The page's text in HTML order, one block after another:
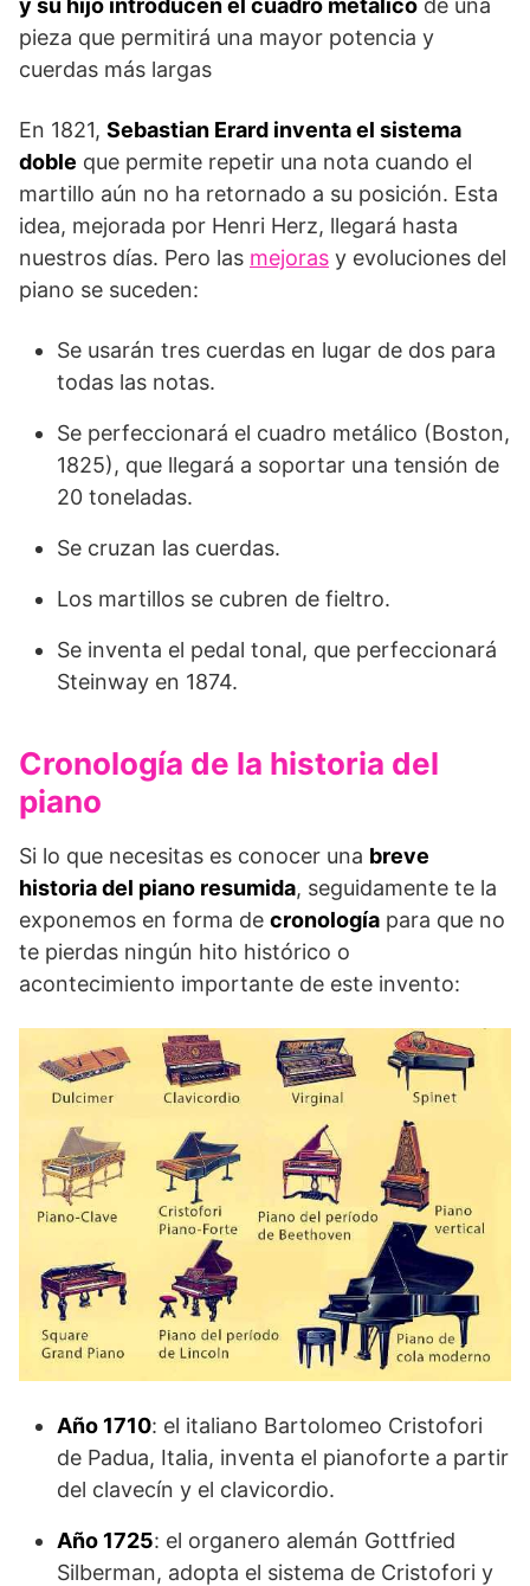
pieza que permitirá una mayor potencia y
cuerdas más largas
En 1821, Sebastian Erard inventa el sistema
doble que permite repetir una nota cuando el
martillo aún no ha retornado a su posición. Esta
idea, mejorada por Henri Herz, llegará hasta
nuestros días. Pero las mejoras y evoluciones del
piano se suceden:
Se usarán tres cuerdas en lugar de dos para
todas las notas.
Se perfeccionará el cuadro metálico (Boston,
1825), que llegará a soportar una tensión de
20 toneladas.
Se cruzan las cuerdas.
Los martillos se cubren de fieltro.
Se inventa el pedal tonal, que perfeccionará
Steinway en 1874.
Cronología de la historia del
piano
Si lo que necesitas es conocer una breve
historia del piano resumida, seguidamente te la
exponemos en forma de cronología para que no
te pierdas ningún hito histórico o
acontecimiento importante de este invento:
Año 1710: el italiano Bartolomeo Cristofori
de Padua, Italia, inventa el pianoforte a partir
del clavecín y el clavicordio.
Año 1725: el organero alemán Gottfried
Silberman, adopta el sistema de Cristofori y